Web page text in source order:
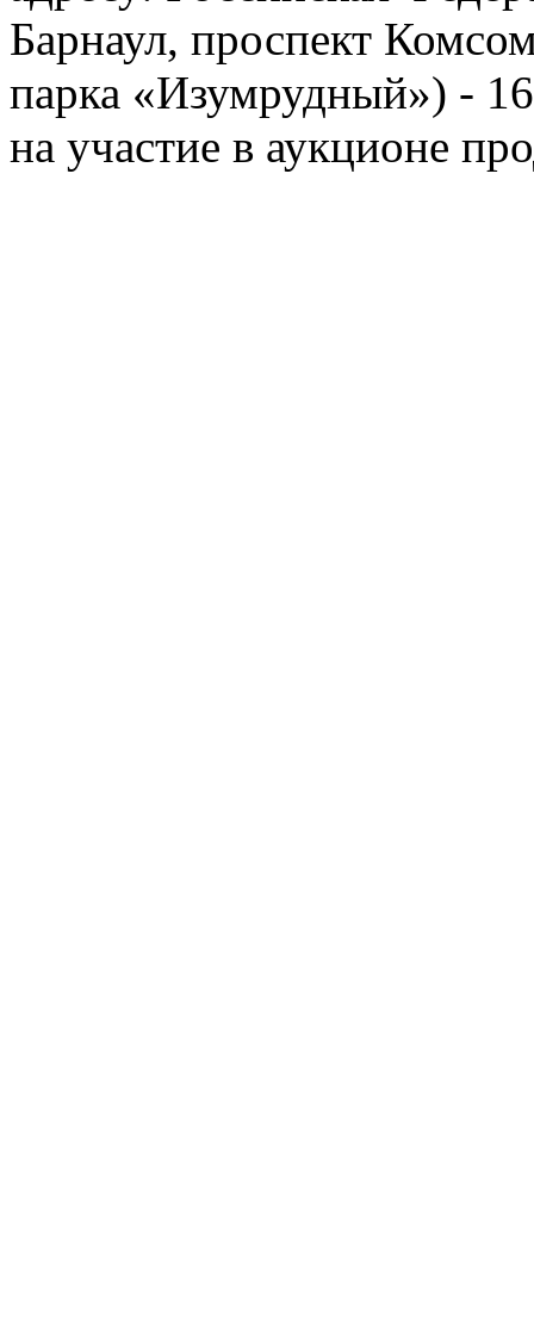
Барнаул, проспект
парка «Изумрудный») -
на участие в аукционе